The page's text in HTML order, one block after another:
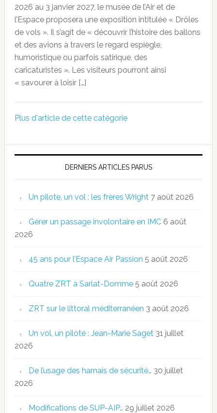
2026 au 3 janvier 2027, le musée de l’Air et de
l’Espace proposera une exposition intitulée « Drôles
de vols ». Il s’agit de « découvrir l’histoire des ballons
et des avions à travers le regard espiègle,
humoristique ou parfois satirique, des
caricaturistes ». Les visiteurs pourront ainsi
« savourer à loisir […]
Plus d'article de cette catégorie
DERNIERS ARTICLES PARUS
Un pilote, un vol : les frères Wright 7 août 2026
Gérer un passage involontaire en IMC 6 août
2026
45 ans pour l’Espace Air Passion 5 août 2026
Quatre ZRT à Sarlat-Domme 5 août 2026
ZRT sur le littoral méditerranéen 3 août 2026
Un vol, un pilote : Jean-Marie Saget 31 juillet
2026
De l’usage des harnais de sécurité… 30 juillet
2026
Modifications de SUP-AIP… 29 juillet 2026